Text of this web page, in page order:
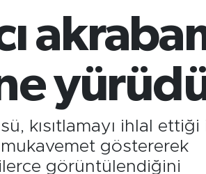
%0
kısıtlamayı ihlal ettiği
göstererek
görüntülendiğini